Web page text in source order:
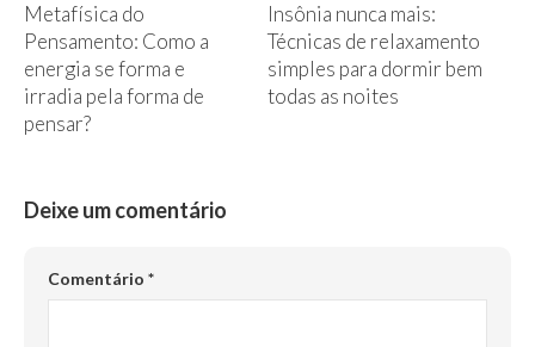
Metafísica do
Pensamento: Como a
energia se forma e
irradia pela forma de
pensar?
Insônia nunca mais:
Técnicas de relaxamento
simples para dormir bem
todas as noites
Deixe um comentário
Comentário *